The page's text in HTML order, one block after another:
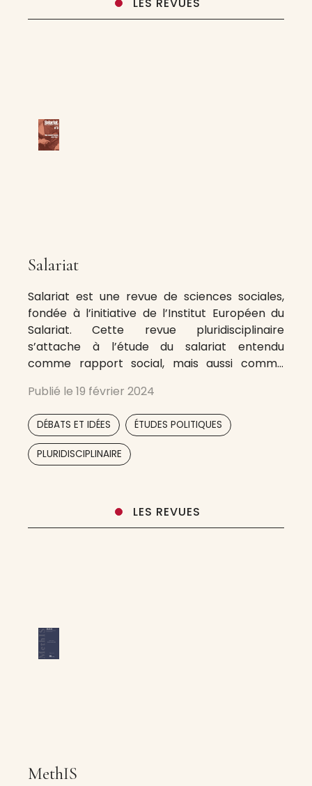
Salariat
Salariat est une revue de sciences sociales,
fondée à l’initiative de l’Institut Européen du
Salariat. Cette revue pluridisciplinaire
s’attache à l’étude du salariat entendu
comme rapport social, mais aussi comme
institutionnel. Elle a ainsi vocation à publier des
travaux portant sur le travail, l’emploi, la
protection sociale, le syndicalisme ou les
Publié le 19 février 2024
DÉBATS ET IDÉES ÉTUDES POLITIQUES
PLURIDISCIPLINAIRE
LES REVUES
MethIS